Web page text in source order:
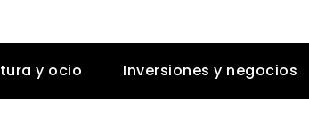
y ocio Inversiones y negocios